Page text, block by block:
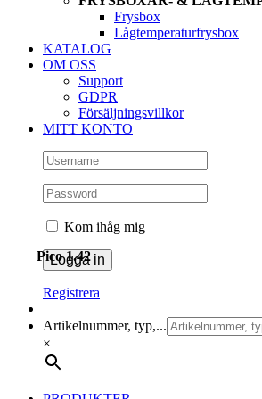
Frysbox
Lågtemperaturfrysbox
KATALOG
OM OSS
Support
GDPR
Försäljningsvillkor
MITT KONTO
Kom ihåg mig
Registrera
Artikelnummer, typ,...
×
Pico 1.42